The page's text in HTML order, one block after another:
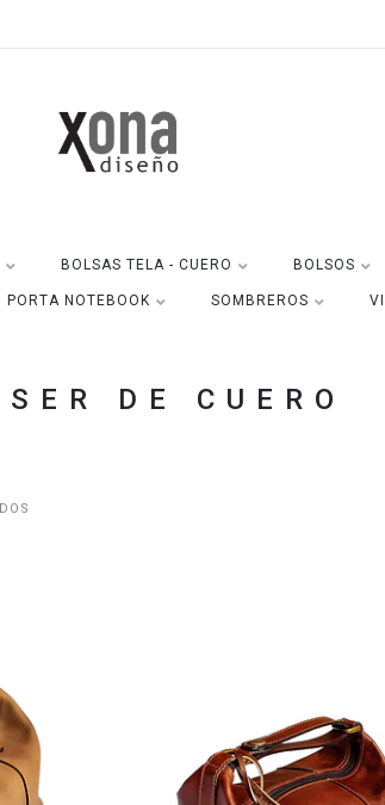
BOLSAS TELA - CUERO BOLSOS
PORTA NOTEBOOK SOMBREROS
DE CUERO